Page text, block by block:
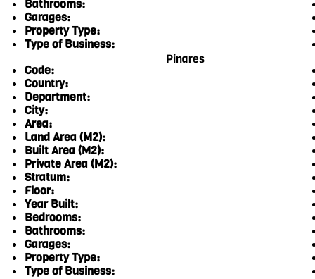
Bathrooms:
Garages:
Property Type:
Type of Business:
Code:
Country:
Department:
City:
Area:
Land Area (M2):
Built Area (M2):
Private Area (M2):
Stratum:
Floor:
Year Built:
Bedrooms:
Bathrooms:
Garages:
Property Type:
Type of Business:
Pinares